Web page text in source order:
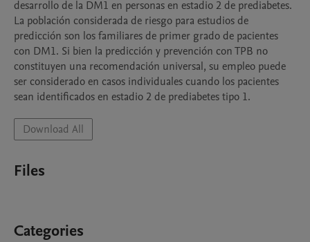
desarrollo de la DM1 en personas en estadio 2 de prediabetes.
La población considerada de riesgo para estudios de
predicción son los familiares de primer grado de pacientes
con DM1. Si bien la predicción y prevención con TPB no
constituyen una recomendación universal, su empleo puede
ser considerado en casos individuales cuando los pacientes
sean identificados en estadio 2 de prediabetes tipo 1.
Download All
Files
Categories